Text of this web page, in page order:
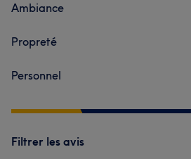
Ambiance
Propreté
Personnel
Filtrer les avis